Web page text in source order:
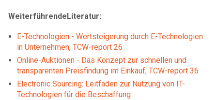
WeiterführendeLiteratur:
E-Technologien - Wertsteigerung durch E-Technologien
in Unternehmen, TCW-report 26
Online-Auktionen - Das Konzept zur schnellen und
transparenten Preisfindung im Einkauf, TCW-report 36
Electronic Sourcing: Leitfaden zur Nutzung von IT-
Technologien für die Beschaffung